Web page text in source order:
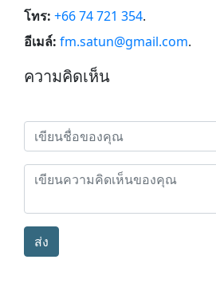
โทร: +66 74 721 354.
อีเมล์: fm.satun@gmail.com.
ความคิดเห็น
ส่ง